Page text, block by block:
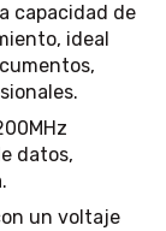
capacidad de
ideal
datos,
un voltaje